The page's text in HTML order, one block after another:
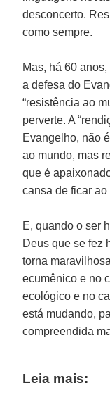
desconcerto.
como sempre.
Mas, há 60
a defesa do
“resistência ao
perverte. A
Evangelho, não
ao mundo, mas
que é
cansa de ficar ao
E, quando o ser
Deus que se fez
torna
ecumênico e no
ecológico e no
está mudando,
compreendida
Leia mais: